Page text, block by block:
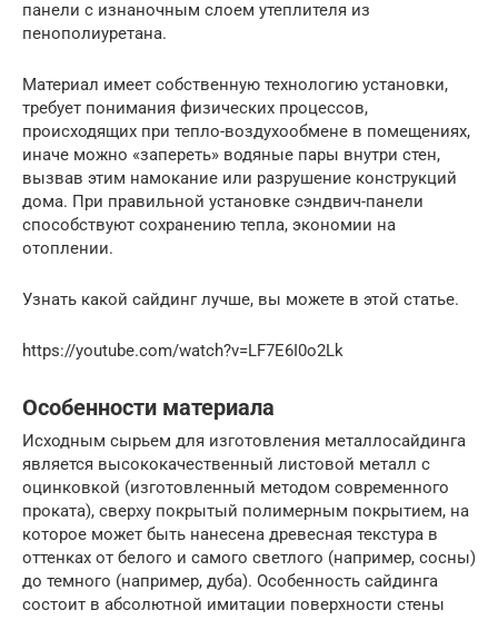
панели с изнаночным слоем утеплителя из
пенополиуретана.
Материал имеет собственную технологию установки,
требует понимания физических процессов,
происходящих при тепло-воздухообмене в помещениях,
иначе можно «запереть» водяные пары внутри стен,
вызвав этим намокание или разрушение конструкций
дома. При правильной установке сэндвич-панели
способствуют сохранению тепла, экономии на
отоплении.
Узнать какой сайдинг лучше, вы можете в этой статье.
https://youtube.com/watch?v=LF7E6I0o2Lk
Особенности материала
Исходным сырьем для изготовления металлосайдинга
является высококачественный листовой металл с
оцинковкой (изготовленный методом современного
проката), сверху покрытый полимерным покрытием, на
которое может быть нанесена древесная текстура в
оттенках от белого и самого светлого (например, сосны)
до темного (например, дуба). Особенность сайдинга
состоит в абсолютной имитации поверхности стены